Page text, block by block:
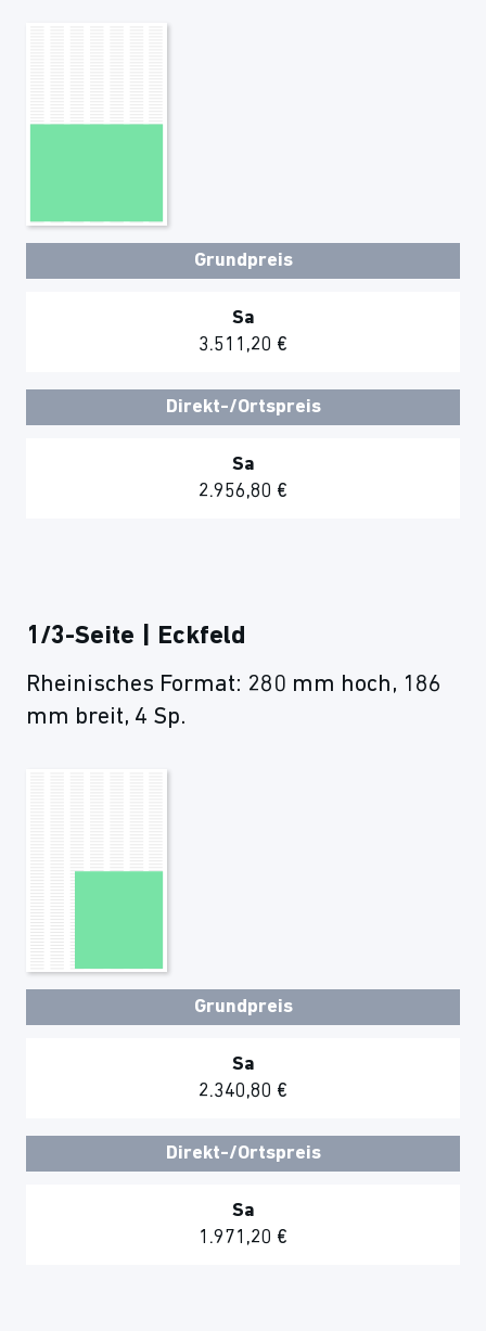
Grundpreis
Sa
3.511,20 €
Direkt-/Ortspreis
Sa
2.956,80 €
1/3-Seite | Eckfeld
Rheinisches Format: 280 mm hoch, 186
mm breit, 4 Sp.
Grundpreis
Sa
2.340,80 €
Direkt-/Ortspreis
Sa
1.971,20 €